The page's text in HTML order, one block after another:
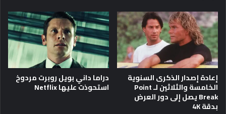
إعادة إصدار الذكرى السنوية
الخامسة والثلاثين لـ Point
Break يصل إلى دور العرض
بدقة 4K
دراما داني بويل روبرت مردوخ
استحوذت عليها Netflix